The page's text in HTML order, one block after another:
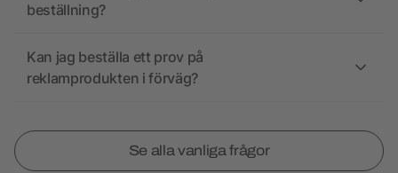
beställning?
Kan jag beställa ett prov på
reklamprodukten i förväg?
Se alla vanliga frågor